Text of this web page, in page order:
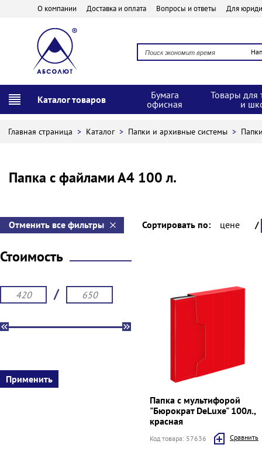
О компании Доставка и оплата Вопросы и ответы Для
Каталог товаров
Бумага
офисная
Товары для
и
Главная страница > Каталог > Папки и архивные системы >
Папка с файлами А4 100 л.
Отменить все фильтры Сортировать по: цене /
Стоимость
/
Папка с мультифорой
"Бюрократ DeLuxe" 100л.,
красная
Код товара: 57636 Cравнить